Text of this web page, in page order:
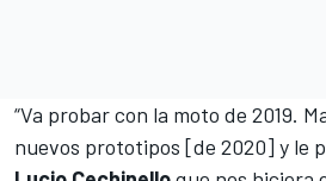
“Va probar con la moto de 2019.
nuevos prototipos [de 2020] y le